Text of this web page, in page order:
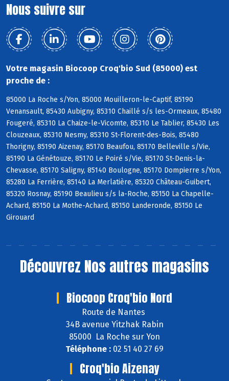
Nous suivre sur
Votre magasin Biocoop Croq'bio Sud (85000) est
proche de :
85000 La Roche s/Yon, 85000 Mouilleron-le-Captif, 85190
Venansault, 85430 Aubigny, 85310 Chaillé s/s les-Ormeaux, 85480
Fougeré, 85310 La Chaize-le-Vicomte, 85310 Le Tablier, 85430 Les
Clouzeaux, 85310 Nesmy, 85310 St-Florent-des-Bois, 85480
Thorigny, 85190 Aizenay, 85170 Beaufou, 85170 Belleville s/Vie,
85190 La Génétouze, 85170 Le Poiré s/Vie, 85170 St-Denis-la-
Chevasse, 85170 Saligny, 85140 Boulogne, 85170 Dompierre s/Yon,
85280 La Ferrière, 85140 La Merlatière, 85320 Château-Guibert,
85320 Rosnay, 85190 Beaulieu s/s la-Roche, 85150 La Chapelle-
Achard, 85150 La Mothe-Achard, 85150 Landeronde, 85150 Le
Girouard
Découvrez Nos autres magasins
Biocoop Croq'bio Nord
Route de Nantes
34B avenue Yitzhak Rabin
85000 La Roche sur Yon
Téléphone : 02 51 40 27 69
Croq'bio Aizenay